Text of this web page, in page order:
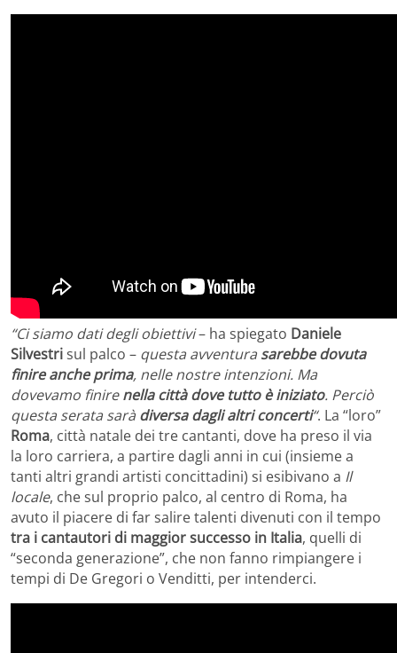
“Ci siamo dati degli obiettivi– ha spiegato Daniele
Silvestrisul palco – questa avventura sarebbe dovuta
finire anche prima, nelle nostre intenzioni. Ma
dovevamo finirenella città dove tutto è iniziato. Perciò
questa serata sarà diversa dagli altri concerti“. La “loro”
Roma, città natale dei tre cantanti, dove ha preso il via
la loro carriera, a partire dagli anni in cui (insieme a
tanti altri grandi artisti concittadini) si esibivano a Il
locale, che sul proprio palco, al centro di Roma, ha
avuto il piacere di far salire talenti divenuti con il tempo
tra i cantautori di maggior successo in Italia, quelli di
“seconda generazione”, che non fanno rimpiangere i
tempi di De Gregori o Venditti, per intenderci.